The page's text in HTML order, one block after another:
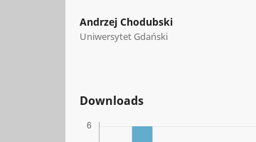
Andrzej Chodubski
Uniwersytet Gdański
Downloads